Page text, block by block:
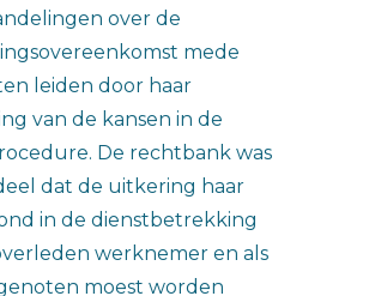
over de
mede
leiden door haar
van de kansen in de
De rechtbank was
dat de uitkering haar
in de dienstbetrekking
werknemer en als
moest worden